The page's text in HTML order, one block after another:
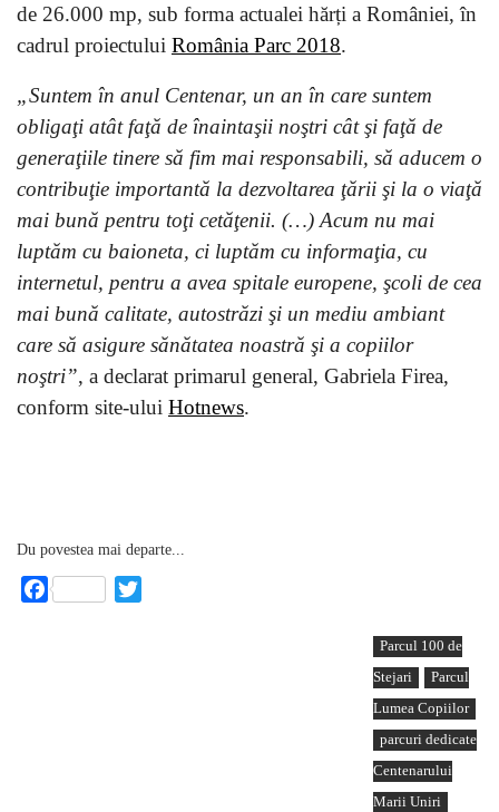
de 26.000 mp, sub forma actualei hărți a României, în
cadrul proiectului România Parc 2018.
„Suntem în anul Centenar, un an în care suntem
obligaţi atât faţă de înaintaşii noştri cât şi faţă de
generaţiile tinere să fim mai responsabili, să aducem o
contribuţie importantă la dezvoltarea ţării şi la o viaţă
mai bună pentru toţi cetăţenii. (…) Acum nu mai
luptăm cu baioneta, ci luptăm cu informaţia, cu
internetul, pentru a avea spitale europene, şcoli de cea
mai bună calitate, autostrăzi şi un mediu ambiant
care să asigure sănătatea noastră şi a copiilor
noştri”, a declarat primarul general, Gabriela Firea,
conform site-ului Hotnews.
Du povestea mai departe...
Facebook
Parcul 100 de
Stejari
Parcul
Lumea Copiilor
parcuri dedicate
Centenarului
Marii Uniri